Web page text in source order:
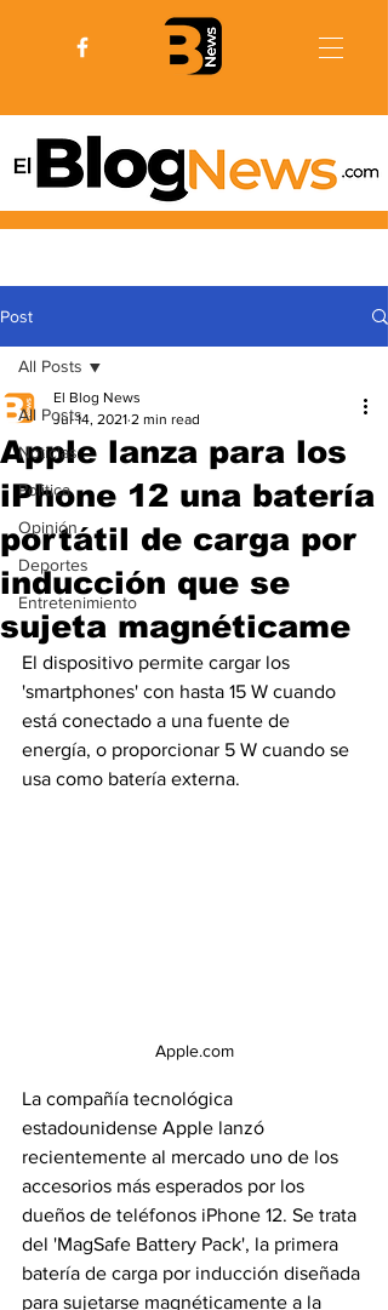
Post
All Posts
Noticias
Politica
Opinión
Deportes
Entretenimiento
All Posts
Apple lanza para los
iPhone 12 una batería
portátil de carga por
inducción que se
sujeta magnéticame
El Blog News
Jul 14, 2021 2 min read
El dispositivo permite cargar los
'smartphones' con hasta 15 W cuando
está conectado a una fuente de
energía, o proporcionar 5 W cuando se
usa como batería externa.
Apple.com
La compañía tecnológica
estadounidense Apple lanzó
recientemente al mercado uno de los
accesorios más esperados por los
dueños de teléfonos iPhone 12. Se trata
del 'MagSafe Battery Pack', la primera
batería de carga por inducción diseñada
para sujetarse magnéticamente a la